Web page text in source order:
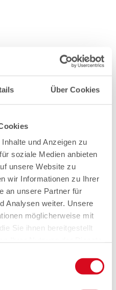
Über Cookies
und Anzeigen zu
soziale Medien anbieten
unsere Website zu
wir Informationen zu Ihrer
an unsere Partner für
Analysen weiter. Unsere
möglicherweise mit
Sie ihnen bereitgestellt